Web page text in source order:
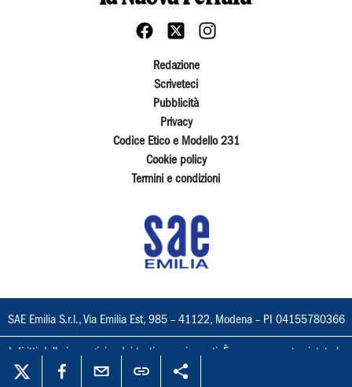
Redazione
Scriveteci
Pubblicità
Privacy
Codice Etico e Modello 231
Cookie policy
Termini e condizioni
SAE Emilia S.r.l., Via Emilia Est, 985 – 41122, Modena – PI 04155780366
I diritti delle immagini e dei testi sono riservati. È espressamente vietata la
loro riproduzione con qualsiasi mezzo e l'adattamento totale o parziale.